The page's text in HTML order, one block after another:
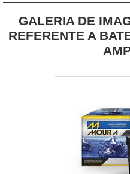
GALERIA DE
REFERENTE A